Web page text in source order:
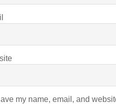
my name, email, and